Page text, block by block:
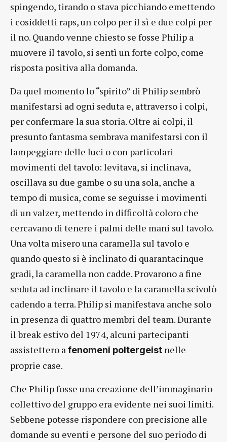
spingendo, tirando o stava picchiando emettendo
i cosiddetti raps, un colpo per il sì e due colpi per
il no. Quando venne chiesto se fosse Philip a
muovere il tavolo, si sentì un forte colpo, come
risposta positiva alla domanda.
Da quel momento lo “spirito” di Philip sembrò
manifestarsi ad ogni seduta e, attraverso i colpi,
per confermare la sua storia. Oltre ai colpi, il
presunto fantasma sembrava manifestarsi con il
lampeggiare delle luci o con particolari
movimenti del tavolo: levitava, si inclinava,
oscillava su due gambe o su una sola, anche a
tempo di musica, come se seguisse i movimenti
di un valzer, mettendo in difficoltà coloro che
cercavano di tenere i palmi delle mani sul tavolo.
Una volta misero una caramella sul tavolo e
quando questo si è inclinato di quarantacinque
gradi, la caramella non cadde. Provarono a fine
seduta ad inclinare il tavolo e la caramella scivolò
cadendo a terra. Philip si manifestava anche solo
in presenza di quattro membri del team. Durante
il break estivo del 1974, alcuni partecipanti
assistettero afenomeni poltergeist nelle
proprie case.
Che Philip fosse una creazione dell’immaginario
collettivo del gruppo era evidente nei suoi limiti.
Sebbene potesse rispondere con precisione alle
domande su eventi e persone del suo periodo di